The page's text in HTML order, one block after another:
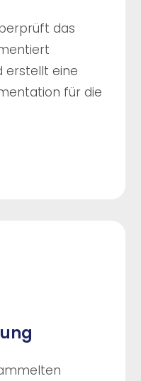
das
erstellt eine
für die